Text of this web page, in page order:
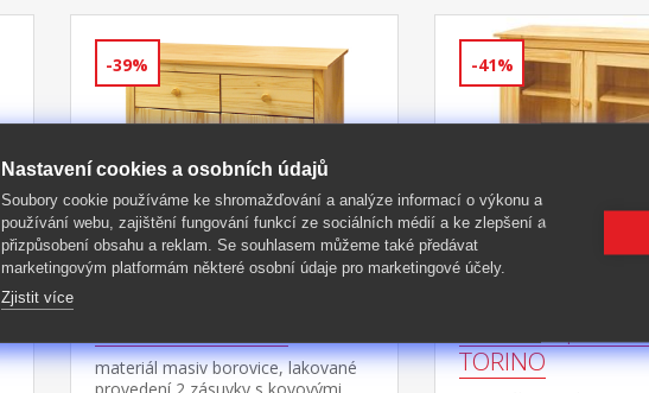
-39%
materiál masiv borovice, lakované
-41%
TORINO
Nastavení cookies a osobních údajů
Soubory cookie používáme ke shromažďování a analýze informací o výkonu a
používání webu, zajištění fungování funkcí ze sociálních médií a ke zlepšení a
přizpůsobení obsahu a reklam. Se souhlasem můžeme také předávat
marketingovým platformám některé osobní údaje pro marketingové účely.
Zjistit více